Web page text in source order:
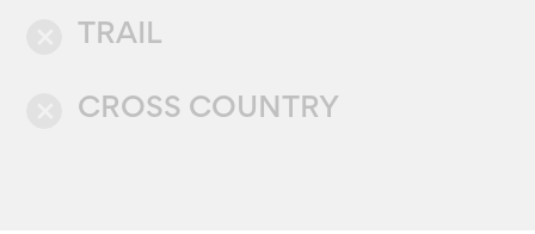
TRAIL
CROSS COUNTRY